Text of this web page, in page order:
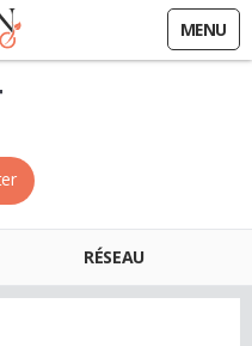
MENU
RÉSEAU